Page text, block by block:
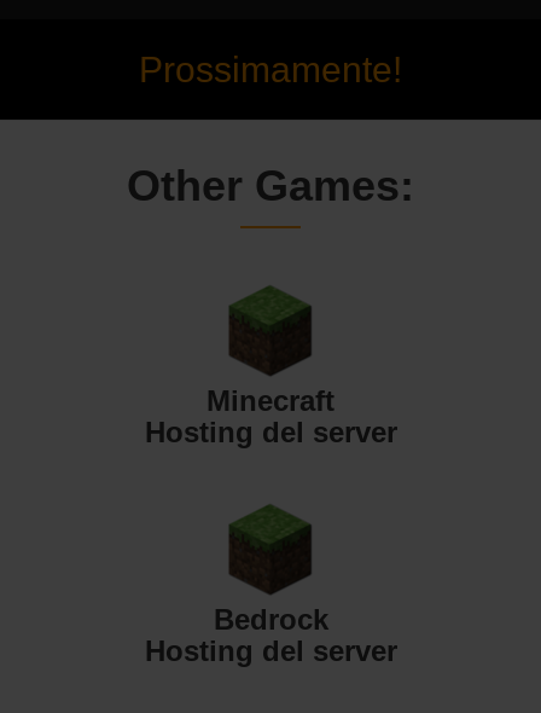
Prossimamente!
Other Games:
Minecraft
Hosting del server
Bedrock
Hosting del server